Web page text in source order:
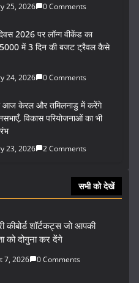
25, 2026 0 Comments
2026 पर लॉन्ग वीकेंड का
में 3 दिन की बजट ट्रैवल कैसे
24, 2026 0 Comments
आज केरल और तमिलनाडु में करेंगे
विकास परियोजनाओं का भी
23, 2026 2 Comments
सभी को देखें
कीबोर्ड शॉर्टकट्स जो आपकी
को दोगुना कर देंगे
7, 2026 0 Comments